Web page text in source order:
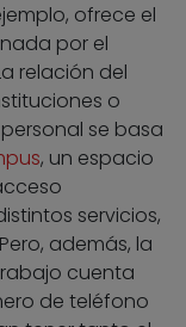
ofrece el
por el
relación del
o
se basa
, un espacio
servicios,
además, la
cuenta
de teléfono